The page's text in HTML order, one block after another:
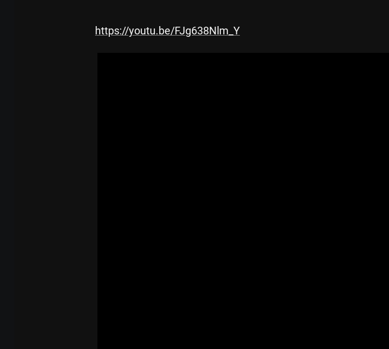
https://youtu.be/FJg638Nlm_Y